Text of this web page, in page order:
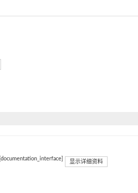
[documentation_interface] 显示详细资料